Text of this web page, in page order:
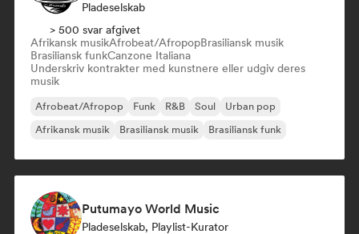
Pladeselskab
> 500 svar afgivet
Afrikansk musikAfrobeat/AfropopBrasiliansk musik
Brasiliansk funkCanzone Italiana
Underskriv kontrakter med kunstnere eller udgiv deres
musik
Afrobeat/Afropop Funk R&B Soul
Urban pop
Afrikansk musik
Brasiliansk musik Brasiliansk funk
Putumayo World Music
Pladeselskab, Playlist-Kurator